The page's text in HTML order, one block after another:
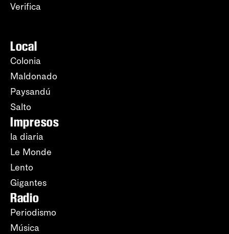
Verifica
Local
Colonia
Maldonado
Paysandú
Salto
Impresos
la diaria
Le Monde
Lento
Gigantes
Radio
Periodismo
Música